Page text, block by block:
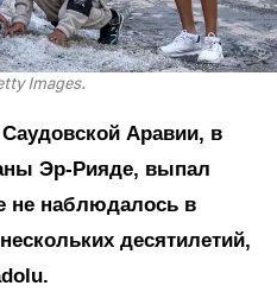
Images.
Аравии, в
Эр-Рияде, выпал
не наблюдалось в
десятилетий,